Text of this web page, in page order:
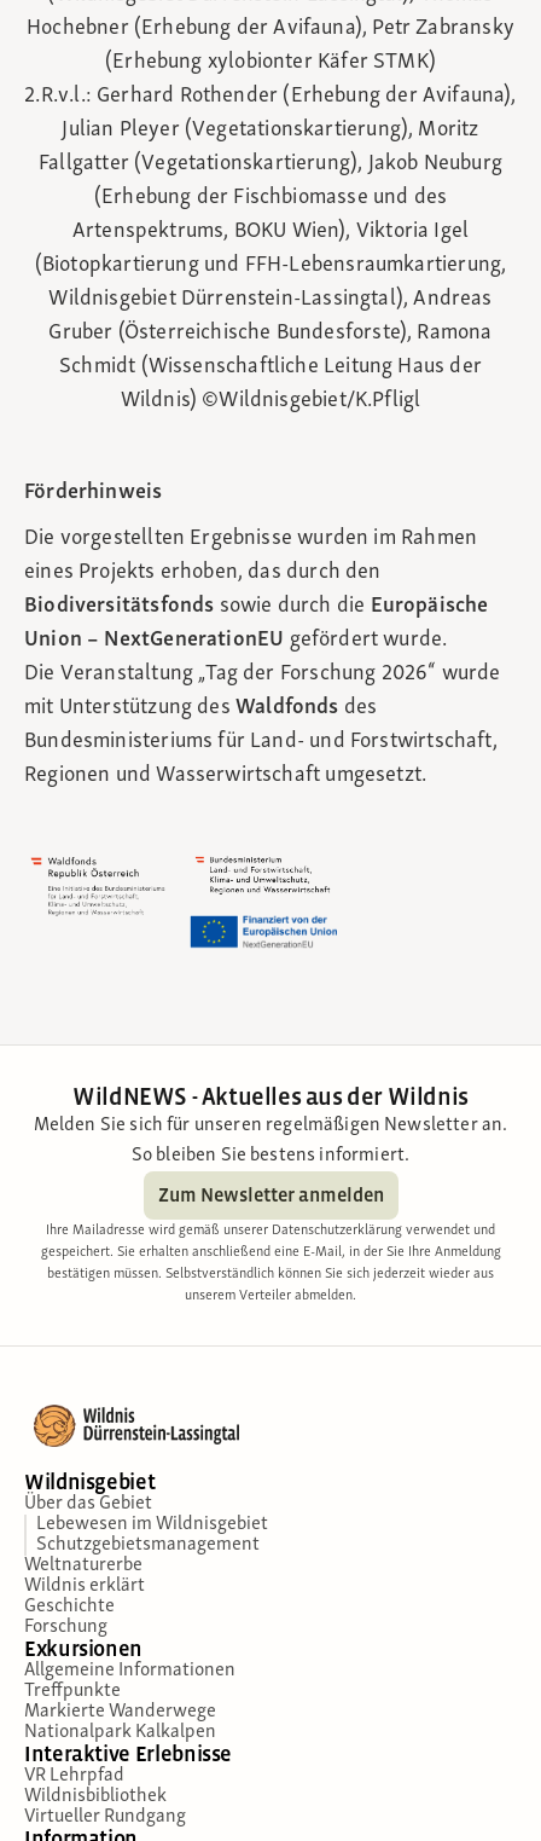
Hochebner (Erhebung der Avifauna), Petr Zabransky
(Erhebung xylobionter Käfer STMK)
2.R.v.l.: Gerhard Rothender (Erhebung der Avifauna),
Julian Pleyer (Vegetationskartierung), Moritz
Fallgatter (Vegetationskartierung), Jakob Neuburg
(Erhebung der Fischbiomasse und des
Artenspektrums, BOKU Wien), Viktoria Igel
(Biotopkartierung und FFH-Lebensraumkartierung,
Wildnisgebiet Dürrenstein-Lassingtal), Andreas
Gruber (Österreichische Bundesforste), Ramona
Schmidt (Wissenschaftliche Leitung Haus der
Wildnis) ©Wildnisgebiet/K.Pfligl
Förderhinweis
Die vorgestellten Ergebnisse wurden im Rahmen
eines Projekts erhoben, das durch den
Biodiversitätsfonds sowie durch die Europäische
Union – NextGenerationEU gefördert wurde.
Die Veranstaltung „Tag der Forschung 2026“ wurde
mit Unterstützung des Waldfonds des
Bundesministeriums für Land- und Forstwirtschaft,
Regionen und Wasserwirtschaft umgesetzt.
WildNEWS - Aktuelles aus der Wildnis
Melden Sie sich für unseren regelmäßigen Newsletter an.
So bleiben Sie bestens informiert.
Zum Newsletter anmelden
Ihre Mailadresse wird gemäß unserer Datenschutzerklärung verwendet und
gespeichert. Sie erhalten anschließend eine E-Mail, in der Sie Ihre Anmeldung
bestätigen müssen. Selbstverständlich können Sie sich jederzeit wieder aus
unserem Verteiler abmelden.
Wildnisgebiet
Über das Gebiet
Lebewesen im Wildnisgebiet
Schutzgebietsmanagement
Weltnaturerbe
Wildnis erklärt
Geschichte
Forschung
Exkursionen
Allgemeine Informationen
Treffpunkte
Markierte Wanderwege
Nationalpark Kalkalpen
Interaktive Erlebnisse
VR Lehrpfad
Wildnisbibliothek
Virtueller Rundgang